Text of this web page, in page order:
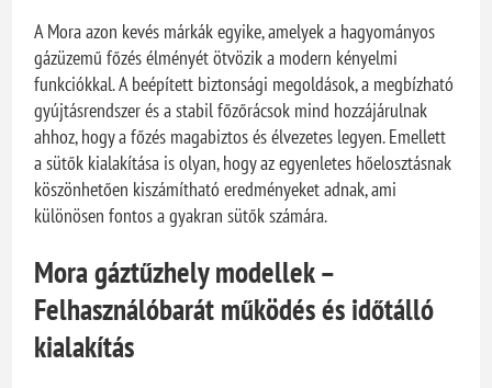
A Mora azon kevés márkák egyike, amelyek a hagyományos
gázüzemű főzés élményét ötvözik a modern kényelmi
funkciókkal. A beépített biztonsági megoldások, a megbízható
gyújtásrendszer és a stabil főzőrácsok mind hozzájárulnak
ahhoz, hogy a főzés magabiztos és élvezetes legyen. Emellett
a sütők kialakítása is olyan, hogy az egyenletes hőelosztásnak
köszönhetően kiszámítható eredményeket adnak, ami
különösen fontos a gyakran sütők számára.
Mora gáztűzhely modellek –
Felhasználóbarát működés és időtálló
kialakítás